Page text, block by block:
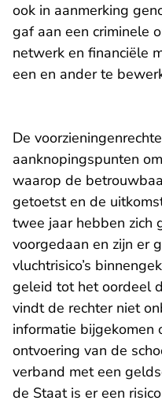
ook in aanmerking
gaf aan een criminele
netwerk en financiële
een en ander te
De
aanknopingspunten
waarop de
getoetst en de
twee jaar hebben zich
voorgedaan en zijn er
vluchtrisico’s
geleid tot het oordeel
vindt de rechter niet
informatie bijgekomen
ontvoering van de
verband met een
de Staat is er een